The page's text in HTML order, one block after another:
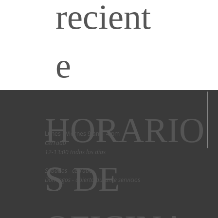
recient
e
Lunes - Viernes 9 am - 4 pm
Cerrado
12-13:00 todos los días
Sábados - cerrado
Domingos - abierto durante servicios
HORARIO
S DE